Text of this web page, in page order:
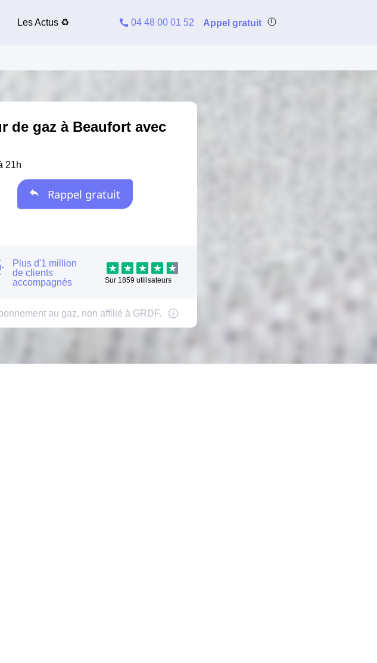
Les Actus ♻️ 04 48 00 01 52 Appel gratuit